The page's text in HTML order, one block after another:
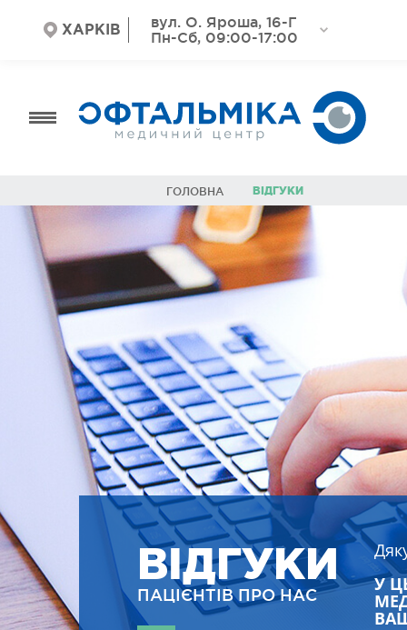
ХАРКІВ
вул. О. Яроша, 16-Г
Пн-Сб, 09:00-17:00
ГОЛОВНА ВІДГУКИ
ВІДГУКИ
ПАЦІЄНТІВ ПРО НАС
У